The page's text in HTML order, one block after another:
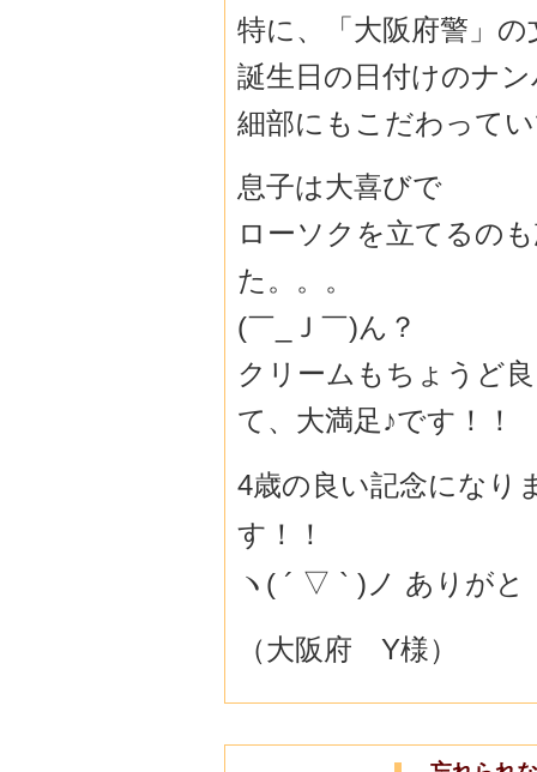
特に、「大阪府警」の
誕生日の日付けのナ
細部にもこだわって
息子は大喜びで
ローソクを立てるの
た。。。
(￣_Ｊ￣)ん？
クリームもちょうど
て、大満足♪です！！
4歳の良い記念になり
す！！
ヽ( ´ ▽ ` )ノ ありが
（大阪府 Y様）